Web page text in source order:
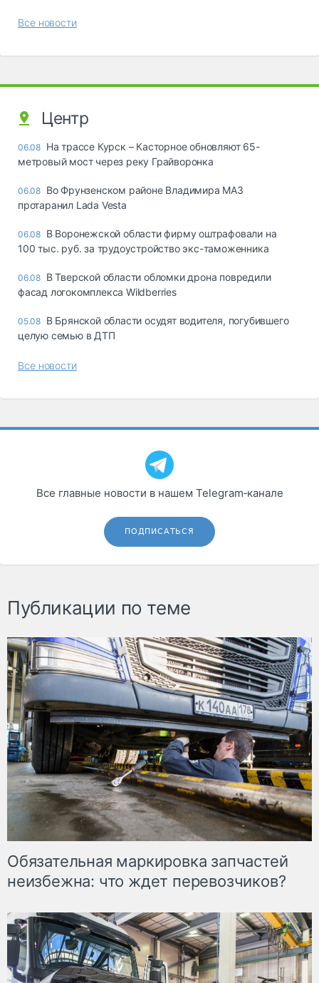
Все новости
Центр
06.08 На трассе Курск – Касторное обновляют 65-
метровый мост через реку Грайворонка
06.08 Во Фрунзенском районе Владимира МАЗ
протаранил Lada Vesta
06.08 В Воронежской области фирму оштрафовали на
100 тыс. руб. за трудоустройство экс-таможенника
06.08 В Тверской области обломки дрона повредили
фасад логокомплекса Wildberries
05.08 В Брянской области осудят водителя, погубившего
целую семью в ДТП
Все новости
Все главные новости в нашем Telegram‑канале
ПОДПИСАТЬСЯ
Публикации по теме
Обязательная маркировка запчастей
неизбежна: что ждет перевозчиков?